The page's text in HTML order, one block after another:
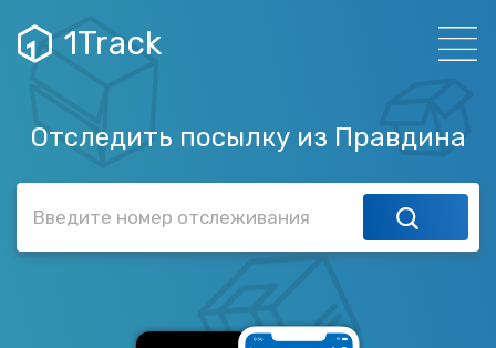
1Track
Отследить посылку из Правдина